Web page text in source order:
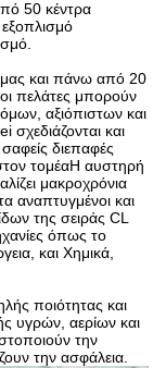
50 κέντρα
και πάνω από 20
πελάτες μπορούν
αξιόπιστων και
και
διεπαφές
τομέαΗ αυστηρή
μακροχρόνια
αναπτυγμένοι και
της σειράς CL
όπως το
και Χημικά,
ποιότητας και
υγρών, αερίων και
την
την ασφάλεια.